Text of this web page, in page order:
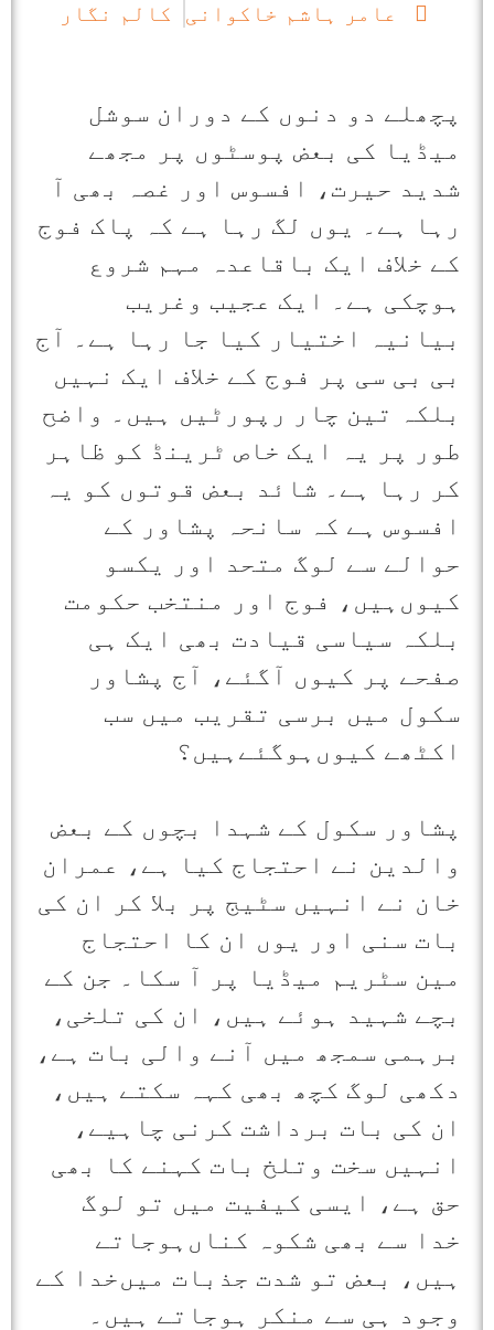
عامر ہاشم خاکوانی کالم نگار
پچھلے دو دنوں کے دوران سوشل
میڈیا کی بعض پوسٹوں پر مجھے
شدید حیرت، افسوس اور غصہ بھی آ
رہا ہے۔ یوں لگ رہا ہے کہ پاک فوج
کے خلاف ایک باقاعدہ مہم شروع
ہوچکی ہے۔ ایک عجیب وغریب
بیانیہ اختیار کیا جا رہا ہے۔ آج
بی بی سی پر فوج کے خلاف ایک نہیں
بلکہ تین چار رپورٹیں ہیں۔ واضح
طور پر یہ ایک خاص ٹرینڈ کو ظاہر
کر رہا ہے۔ شائد بعض قوتوں کو یہ
افسوس ہے کہ سانحہ پشاور کے
حوالے سے لوگ متحد اور یکسو
کیوں‌ہیں، فوج اور منتخب حکومت
بلکہ سیاسی قیادت بھی ایک ہی
صفحے پر کیوں آ‌گئے، آج پشاور
سکول میں برسی تقریب میں سب
اکٹھے کیوں‌ہوگئےہیں؟
پشاور سکول کے شہدا بچوں کے بعض
والدین نے احتجاج کیا ہے، عمران
خان نے انہیں سٹیج پر بلا کر ان کی
بات سنی اور یوں ان کا احتجاج
مین سٹریم میڈیا پر آ سکا۔ جن کے
بچے شہید ہوئے ہیں، ان کی تلخی،
برہمی سمجھ میں آنے والی بات ہے،
دکھی لوگ کچھ بھی کہہ سکتے ہیں،
ان کی بات برداشت کرنی چاہیے،
انہیں سخت وتلخ بات کہنے کا بھی
حق ہے، ایسی کیفیت میں تو لوگ
خدا سے بھی شکوہ کناں‌ہوجاتے
ہیں، بعض تو شدت جذبات میں‌خدا کے
وجود ہی سے منکر ہوجاتے ہیں۔